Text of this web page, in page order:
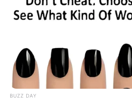
Ukuran pakaian: –
The Italia Conti Academy of Theatre
Keluarga
Ayah: Joko Guritno
BUZZ DAY